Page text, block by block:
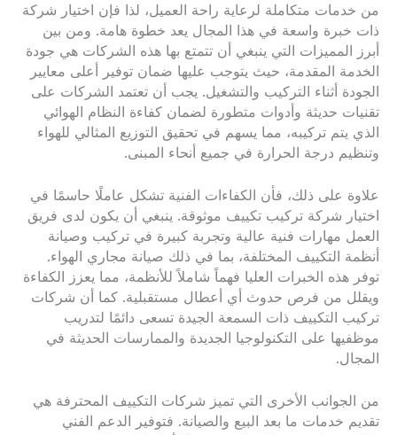
من خدمات متكاملة لرعاية راحة العميل، لذا فإن اختيار شركة
ذات خبرة واسعة في هذا المجال يعد خطوة هامة. ومن بين
أبرز المميزات التي ينبغي أن تتمتع بها هذه الشركات هي جودة
الخدمة المقدمة، حيث يتوجب عليها ضمان توفير أعلى معايير
الجودة أثناء التركيب والتشغيل. يجب أن تعتمد الشركات على
تقنيات حديثة وأدوات متطورة لضمان كفاءة النظام الهوائي
الذي يتم تركيبه، مما يسهم في تحقيق التوزيع المثالي للهواء
وتنظيم درجة الحرارة في جميع أنحاء المبنى.
علاوة على ذلك، فأن الكفاءات الفنية تشكل عاملًا حاسمًا في
اختيار شركة تركيب تكييف موثوقة. ينبغي أن يكون لدى فريق
العمل مهارات فنية عالية وتجربة كبيرة في تركيب وصيانة
أنظمة التكييف المختلفة، بما في ذلك صيانة مجاري الهواء.
توفر هذه الخبرات العليا فهماً شاملاً للأنظمة، مما يعزز الكفاءة
ويقلل من فرص حدوث أي أعطال مستقبلية. كما أن شركات
تركيب التكييف ذات السمعة الجيدة تسعى دائمًا لتدريب
موظفيها على التكنولوجيا الجديدة والممارسات الحديثة في
المجال.
من الجوانب الأخرى التي تميز شركات التكييف المحترفة هي
تقديم خدمات ما بعد البيع والصيانة. فتوفير الدعم الفني